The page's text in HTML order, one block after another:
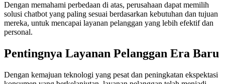
Dengan memahami perbedaan di atas, perusahaan dapat memilih
solusi chatbot yang paling sesuai berdasarkan kebutuhan dan tujuan
mereka, untuk mencapai layanan pelanggan yang lebih efektif dan
personal.
Pentingnya Layanan Pelanggan Era Baru
Dengan kemajuan teknologi yang pesat dan peningkatan ekspektasi